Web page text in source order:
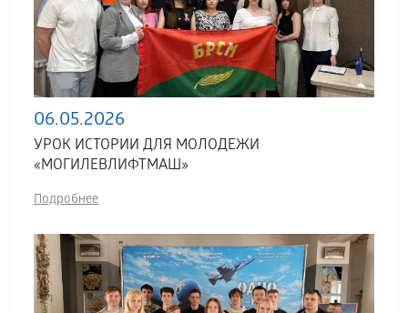
06.05.2026
УРОК ИСТОРИИ ДЛЯ МОЛОДЕЖИ
«МОГИЛЕВЛИФТМАШ»
Подробнее